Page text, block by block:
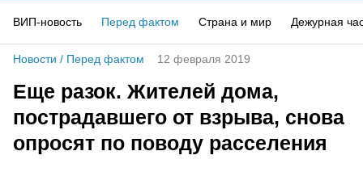
ВИП-новость Перед фактом Страна и мир Дежурная
Новости / Перед фактом 12 февраля 2019
Еще разок. Жителей дома,
пострадавшего от взрыва, снова
опросят по поводу расселения